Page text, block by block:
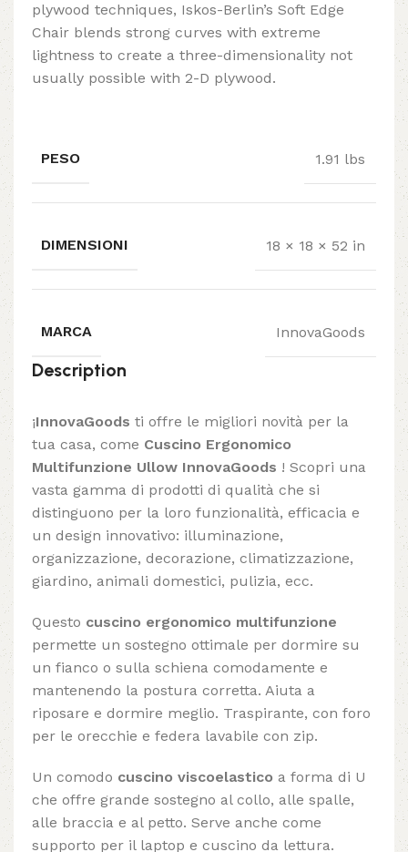
plywood techniques, Iskos-Berlin’s Soft Edge
Chair blends strong curves with extreme
lightness to create a three-dimensionality not
usually possible with 2-D plywood.
PESO 1.91 lbs
DIMENSIONI 18 × 18 × 52 in
MARCA InnovaGoods
Description
¡InnovaGoods ti offre le migliori novità per la
tua casa, come Cuscino Ergonomico
Multifunzione Ullow InnovaGoods ! Scopri una
vasta gamma di prodotti di qualità che si
distinguono per la loro funzionalità, efficacia e
un design innovativo: illuminazione,
organizzazione, decorazione, climatizzazione,
giardino, animali domestici, pulizia, ecc.
Questo cuscino ergonomico multifunzione
permette un sostegno ottimale per dormire su
un fianco o sulla schiena comodamente e
mantenendo la postura corretta. Aiuta a
riposare e dormire meglio. Traspirante, con foro
per le orecchie e federa lavabile con zip.
Un comodo cuscino viscoelastico a forma di U
che offre grande sostegno al collo, alle spalle,
alle braccia e al petto. Serve anche come
supporto per il laptop e cuscino da lettura.